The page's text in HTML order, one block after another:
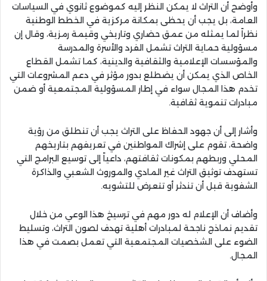
وأوضح أن التراث لا يمكن النظر إليه كموضوع ثانوي في السياسات
العامة، بل يجب أن يحظى بمكانة مركزية في الخطط الوطنية
نظراً لما يمثله من عمق حضاري وتاريخي وقيمة رمزية، وقال إن
مسؤولية حماية التراث تشمل الفرد والأسرة والمدرسة
والمؤسسات الإعلامية والثقافية والدينية، كما تشمل القطاع
الخاص الذي يمكن أن يضطلع بدور مؤثر في دعم المشروعات التي
تخدم هذا المجال سواء في إطار المسؤولية المجتمعية أو ضمن
مبادرات تنموية ثقافية.
وأشار إلى أن جهود الحفاظ على التراث يجب أن تنطلق من رؤية
واضحة، تقوم على إشراك المواطنين في تعريفهم بتاريخهم
المحلي وربطهم بمكونات ثقافتهم، داعياً إلى توسيع البرامج التي
تستهدف توثيق التراث غير المادي والموروث الشعبي والذاكرة
الشفوية قبل أن تندثر أو تتعرض للتشويه.
وأضاف أن الإعلام له دور مهم في ترسيخ هذا الوعي من خلال
تقديم نماذج ناجحة لمبادرات أهلية تهدف لصون التراث، وتسليط
الضوء على الشخصيات المجتمعية التي تعمل بصمت في هذا
المجال.